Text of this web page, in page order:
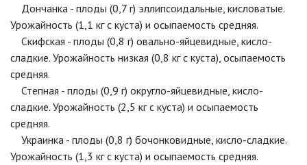
Дончанка - плоды (0,7 г) эллипсоидальные, кисловатые.
Урожайность (1,1 кг с куста) и осыпаемость средняя.
Скифская - плоды (0,8 г) овально-яйцевидные, кисло-
сладкие. Урожайность низкая (0,8 кг с куста), осыпаемость
средняя.
Степная - плоды (0,9 г) округло-яйцевидные, кисло-
сладкие. Урожайность (2,5 кг с куста) и осыпаемость
средняя.
Украинка - плоды (0,8 г) бочонковидные, кисло-сладкие.
Урожайность (1,3 кг с куста) и осыпаемость средняя.